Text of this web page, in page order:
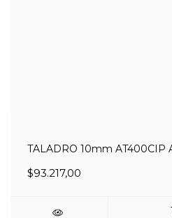
TALADRO 10mm AT400CIP
$93.217,00